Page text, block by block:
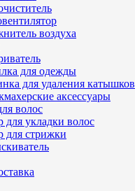
воздуха
для одежды
для удаления катышков
аксессуары
волос
для укладки волос
для стрижки